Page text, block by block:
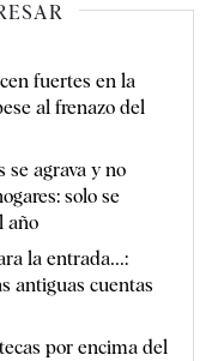
fuertes en la
al frenazo del
se agrava y no
solo se
año
la entrada...:
antiguas cuentas
por encima del